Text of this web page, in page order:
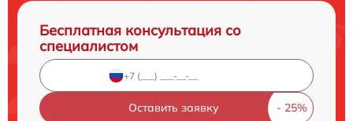
Бесплатная консультация со
специалистом
Оставить заявку